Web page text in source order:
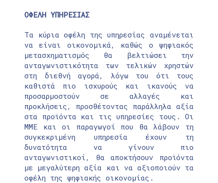
ΟΦΕΛΗ ΥΠΗΡΕΣΙΑΣ
Τα κύρια οφέλη της υπηρεσίας αναμένεται
να είναι οικονομικά, καθώς ο ψηφιακός
μετασχηματισμός θα βελτιώσει την
ανταγωνιστικότητα των τελικών χρηστών
στη διεθνή αγορά, λόγω του ότι τους
καθιστά πιο ισχυρούς και ικανούς να
προσαρμοστούν σε αλλαγές και
προκλήσεις, προσθέτοντας παράλληλα αξία
στα προϊόντα και τις υπηρεσίες τους. Οι
ΜΜΕ και οι παραγωγοί που θα λάβουν τη
συγκεκριμένη υπηρεσία έχουν τη
δυνατότητα να γίνουν πιο
ανταγωνιστικοί, θα αποκτήσουν προϊόντα
με μεγαλύτερη αξία και να αξιοποιούν τα
οφέλη της ψηφιακής οικονομίας.